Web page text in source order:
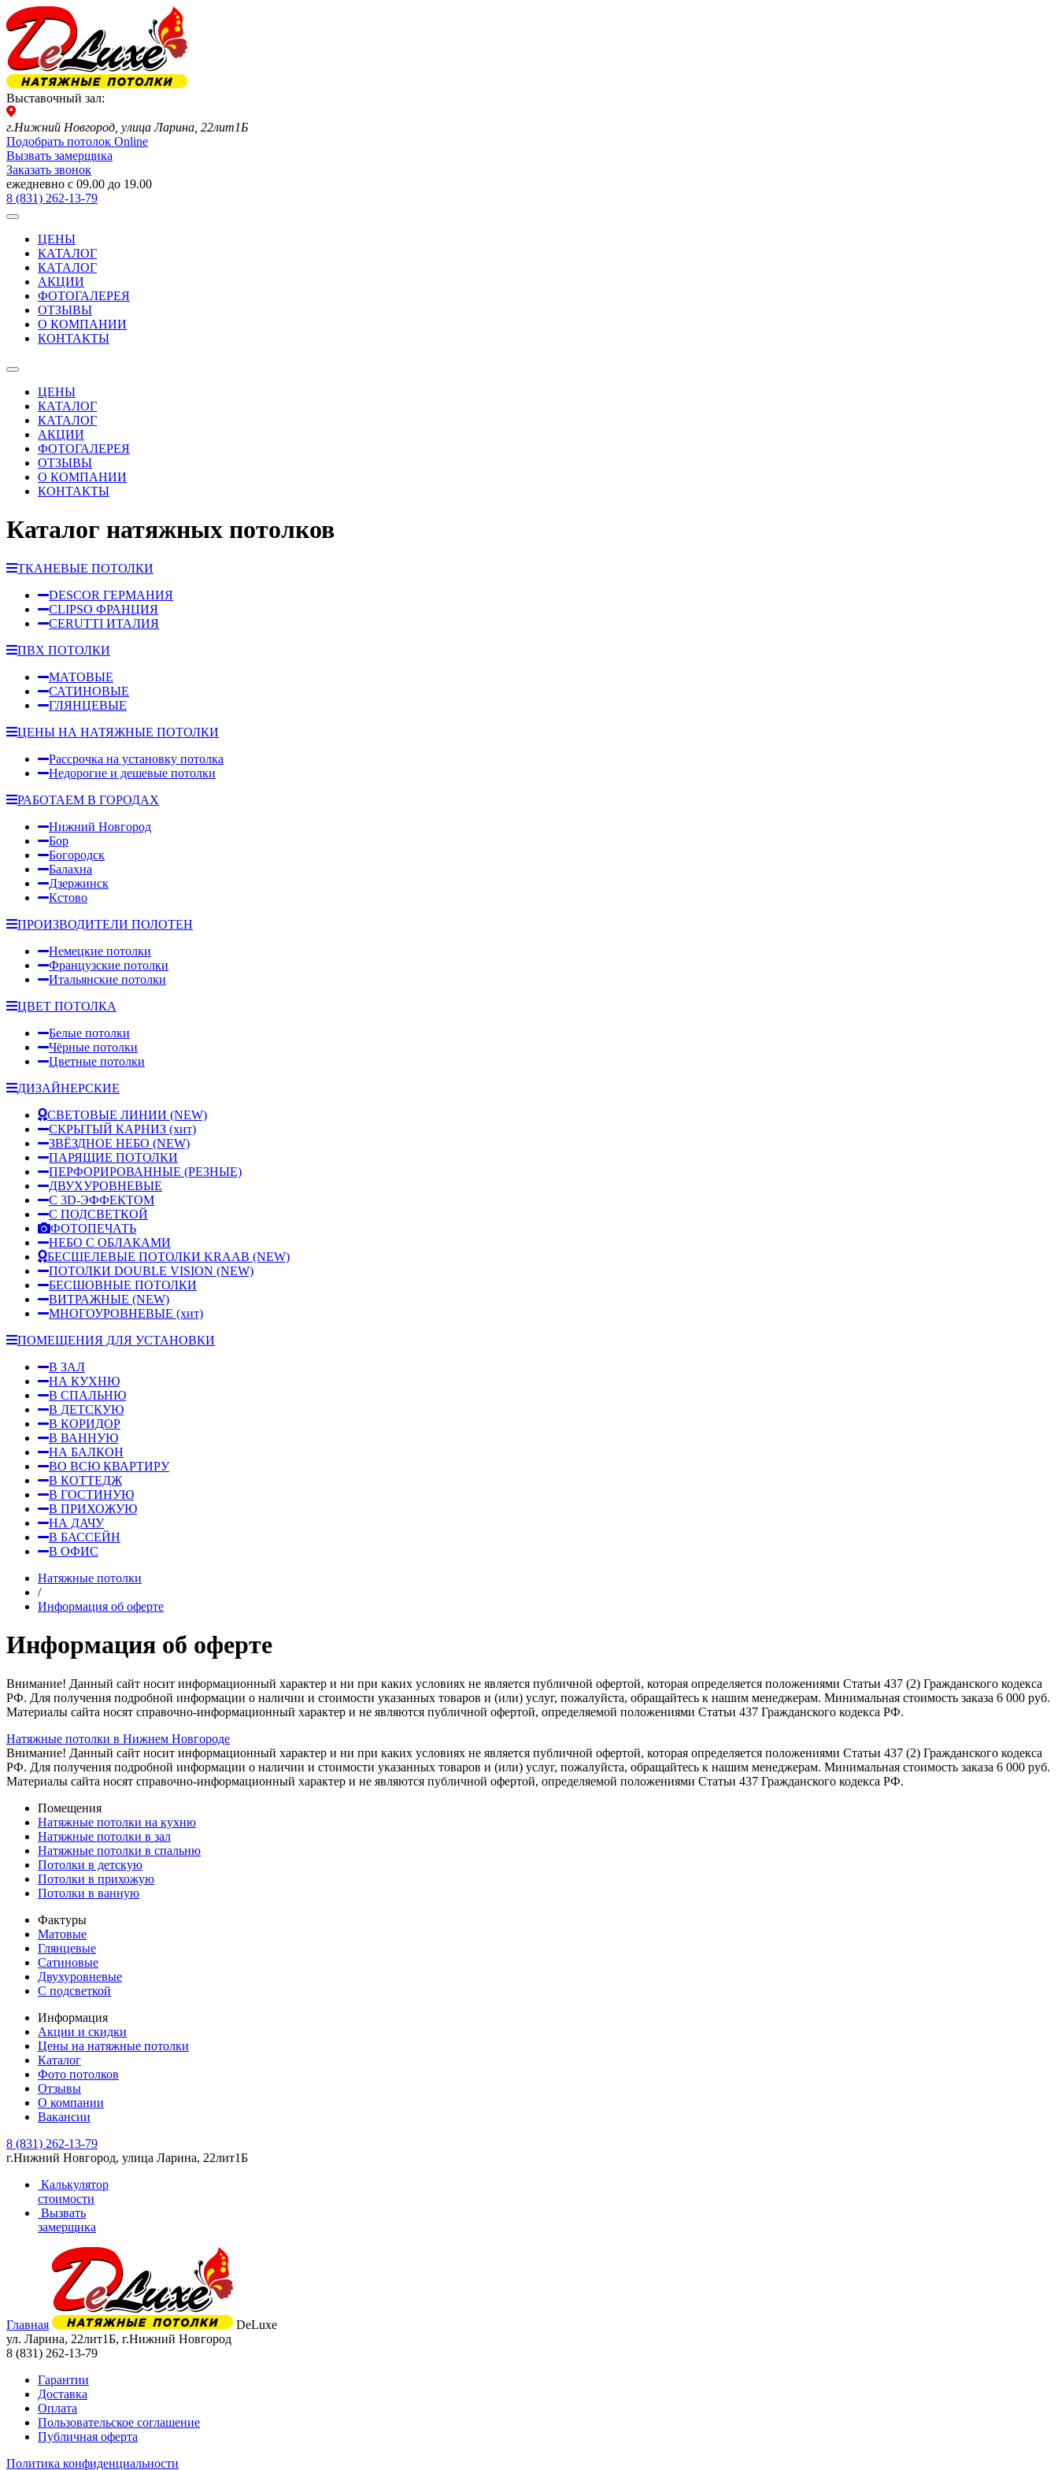
Выставочный зал:
г.Нижний Новгород, улица Ларина, 22лит1Б
Подобрать потолок Online
Вызвать замерщика
Заказать звонок
ежедневно с 09.00 до 19.00
8 (831) 262-13-79
ЦЕНЫ
КАТАЛОГ
КАТАЛОГ
АКЦИИ
ФОТОГАЛЕРЕЯ
ОТЗЫВЫ
О КОМПАНИИ
КОНТАКТЫ
ЦЕНЫ
КАТАЛОГ
КАТАЛОГ
АКЦИИ
ФОТОГАЛЕРЕЯ
ОТЗЫВЫ
О КОМПАНИИ
КОНТАКТЫ
Каталог натяжных потолков
ТКАНЕВЫЕ ПОТОЛКИ
DESCOR ГЕРМАНИЯ
CLIPSO ФРАНЦИЯ
CERUTTI ИТАЛИЯ
ПВХ ПОТОЛКИ
МАТОВЫЕ
САТИНОВЫЕ
ГЛЯНЦЕВЫЕ
ЦЕНЫ НА НАТЯЖНЫЕ ПОТОЛКИ
Рассрочка на установку потолка
Недорогие и дешевые потолки
РАБОТАЕМ В ГОРОДАХ
Нижний Новгород
Бор
Богородск
Балахна
Дзержинск
Кстово
ПРОИЗВОДИТЕЛИ ПОЛОТЕН
Немецкие потолки
Французские потолки
Итальянские потолки
ЦВЕТ ПОТОЛКА
Белые потолки
Чёрные потолки
Цветные потолки
ДИЗАЙНЕРСКИЕ
СВЕТОВЫЕ ЛИНИИ (NEW)
СКРЫТЫЙ КАРНИЗ (хит)
ЗВЁЗДНОЕ НЕБО (NEW)
ПАРЯЩИЕ ПОТОЛКИ
ПЕРФОРИРОВАННЫЕ (РЕЗНЫЕ)
ДВУХУРОВНЕВЫЕ
С 3D-ЭФФЕКТОМ
С ПОДСВЕТКОЙ
ФОТОПЕЧАТЬ
НЕБО С ОБЛАКАМИ
БЕСЩЕЛЕВЫЕ ПОТОЛКИ KRAAB (NEW)
ПОТОЛКИ DOUBLE VISION (NEW)
БЕСШОВНЫЕ ПОТОЛКИ
ВИТРАЖНЫЕ (NEW)
МНОГОУРОВНЕВЫЕ (хит)
ПОМЕЩЕНИЯ ДЛЯ УСТАНОВКИ
В ЗАЛ
НА КУХНЮ
В СПАЛЬНЮ
В ДЕТСКУЮ
В КОРИДОР
В ВАННУЮ
НА БАЛКОН
ВО ВСЮ КВАРТИРУ
В КОТТЕДЖ
В ГОСТИНУЮ
В ПРИХОЖУЮ
НА ДАЧУ
В БАССЕЙН
В ОФИС
Натяжные потолки
/
Информация об оферте
Информация об оферте
Внимание! Данный сайт носит информационный характер и ни при каких условиях не является публичной офертой, которая определяется положениями Статьи 437 (2) Гражданского кодекса
РФ. Для получения подробной информации о наличии и стоимости указанных товаров и (или) услуг, пожалуйста, обращайтесь к нашим менеджерам. Минимальная стоимость заказа 6 000 руб.
Материалы сайта носят справочно-информационный характер и не являются публичной офертой, определяемой положениями Статьи 437 Гражданского кодекса РФ.
Натяжные потолки в Нижнем Новгороде
Внимание! Данный сайт носит информационный характер и ни при каких условиях не является публичной офертой, которая определяется положениями Статьи 437 (2) Гражданского кодекса
РФ. Для получения подробной информации о наличии и стоимости указанных товаров и (или) услуг, пожалуйста, обращайтесь к нашим менеджерам. Минимальная стоимость заказа 6 000 руб.
Материалы сайта носят справочно-информационный характер и не являются публичной офертой, определяемой положениями Статьи 437 Гражданского кодекса РФ.
Помещения
Натяжные потолки на кухню
Натяжные потолки в зал
Натяжные потолки в спальню
Потолки в детскую
Потолки в прихожую
Потолки в ванную
Фактуры
Матовые
Глянцевые
Сатиновые
Двухуровневые
С подсветкой
Информация
Акции и скидки
Цены на натяжные потолки
Каталог
Фото потолков
Отзывы
О компании
Вакансии
8 (831) 262-13-79
г.Нижний Новгород, улица Ларина, 22лит1Б
Калькулятор
стоимости
Вызвать
замерщика
Главная
DeLuxe
ул. Ларина, 22лит1Б, г.Нижний Новгород
8 (831) 262-13-79
Гарантии
Доставка
Оплата
Пользовательское соглашение
Публичная оферта
Политика конфиденциальности